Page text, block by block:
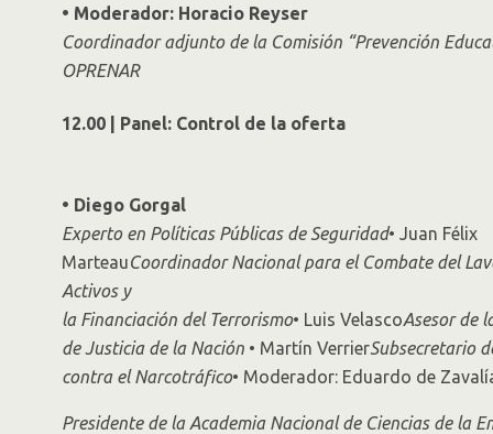
• Moderador: Horacio Reyser
Coordinador adjunto de la Comisión “Prevención
OPRENAR
12.00 | Panel: Control de la oferta
• Diego Gorgal
Experto en Políticas Públicas de Seguridad• Juan Félix
MarteauCoordinador Nacional para el Combate del
Activos y
la Financiación del Terrorismo• Luis VelascoAsesor de
de Justicia de la Nación • Martín VerrierSubsecretario
contra el Narcotráfico• Moderador: Eduardo de
Presidente de la Academia Nacional de Ciencias de la